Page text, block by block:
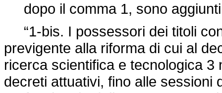
dopo il comma 1, sono
“1-bis. I possessori dei titoli
previgente alla riforma di cui al
ricerca scientifica e tecnologica
decreti attuativi, fino alle sessioni